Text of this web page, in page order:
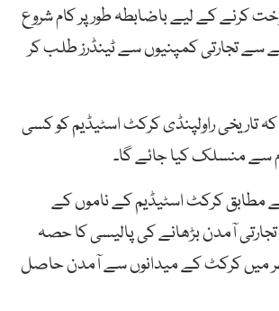
کرنے کے لیے باضابطہ طور پر کام شروع
سے تجارتی کمپنیوں سے ٹینڈرز طلب کر
کہ تاریخی راولپنڈی کرکٹ اسٹیڈیم کو کسی
سے منسلک کیا جائے گا۔
مطابق کرکٹ اسٹیڈیم کے ناموں کے
آمدن بڑھانے کی پالیسی کا حصہ
میں کرکٹ کے میدانوں سے آمدن حاصل